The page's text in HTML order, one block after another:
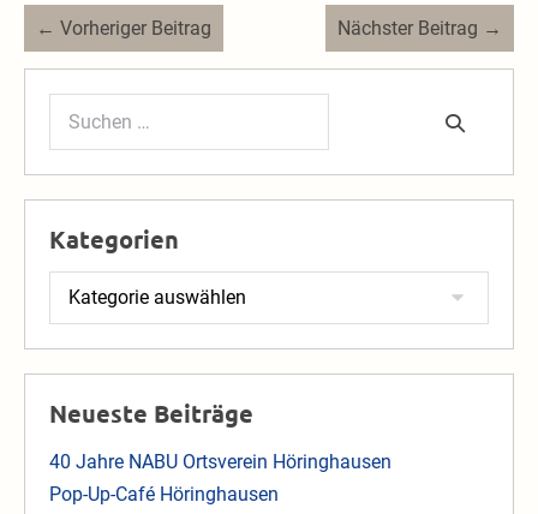
Beitragsnavigation
← Vorheriger Beitrag Nächster Beitrag →
Suchen
Kategorien
Kategorien
Neueste Beiträge
40 Jahre NABU Ortsverein Höringhausen
Pop-Up-Café Höringhausen